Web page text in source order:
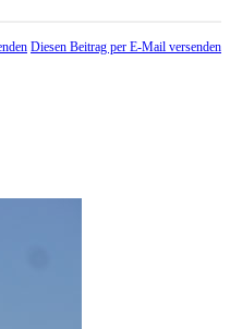
Diesen Beitrag per E-Mail versenden